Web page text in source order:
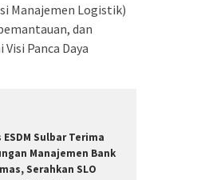
Manajemen Logistik)
dan
Panca Daya
ESDM Sulbar Terima
Manajemen Bank
Serahkan SLO